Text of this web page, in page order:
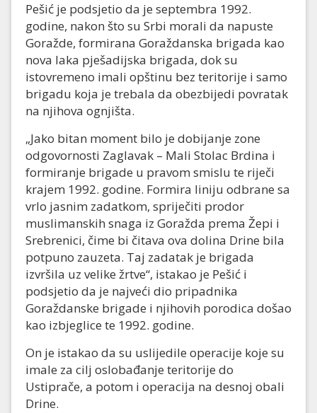
Pešić je podsjetio da je septembra 1992.
godine, nakon što su Srbi morali da napuste
Goražde, formirana Goraždanska brigada kao
nova laka pješadijska brigada, dok su
istovremeno imali opštinu bez teritorije i samo
brigadu koja je trebala da obezbijedi povratak
na njihova ognjišta.
„Jako bitan moment bilo je dobijanje zone
odgovornosti Zaglavak – Mali Stolac Brdina i
formiranje brigade u pravom smislu te riječi
krajem 1992. godine. Formira liniju odbrane sa
vrlo jasnim zadatkom, spriječiti prodor
muslimanskih snaga iz Goražda prema Žepi i
Srebrenici, čime bi čitava ova dolina Drine bila
potpuno zauzeta. Taj zadatak je brigada
izvršila uz velike žrtve“, istakao je Pešić i
podsjetio da je najveći dio pripadnika
Goraždanske brigade i njihovih porodica došao
kao izbjeglice te 1992. godine.
On je istakao da su uslijedile operacije koje su
imale za cilj oslobađanje teritorije do
Ustiprače, a potom i operacija na desnoj obali
Drine.